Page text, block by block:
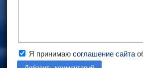
Я принимаю соглашение сайта